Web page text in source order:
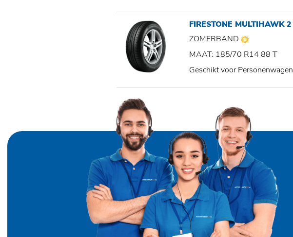
FIRESTONE MULTIHAWK 2
ZOMERBAND
MAAT: 185/70 R14 88 T
Geschikt voor Personenwagen